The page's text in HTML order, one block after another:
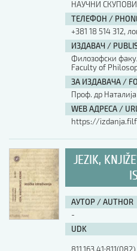
НАУЧНИ СКУПОВИ
ТЕЛЕФОН /
+381 18 514 312,
ИЗДАВАЧ /
Филозофски
Faculty of
ЗА ИЗДАВАЧА /
Проф. др
WEB АДРЕСА /
https://
JEZIK,
АУТОР / AUTHOR
-
UDK